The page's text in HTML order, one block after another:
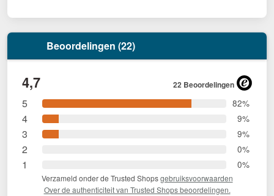
Beoordelingen (22)
4,7 22 Beoordelingen
5 82%
4 9%
3 9%
2 0%
1 0%
Verzameld onder de Trusted Shopsgebruiksvoorwaarden
Over de authenticiteit van Trusted Shops beoordelingen.